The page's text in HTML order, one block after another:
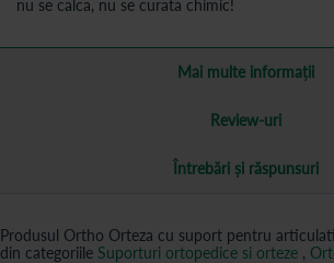
nu se calca, nu se curata chimic!
Mai multe informații
Review-uri
Întrebări și răspunsuri
Produsul Ortho Orteza cu suport pentru
din categoriile Suporturi ortopedice si orteze ,